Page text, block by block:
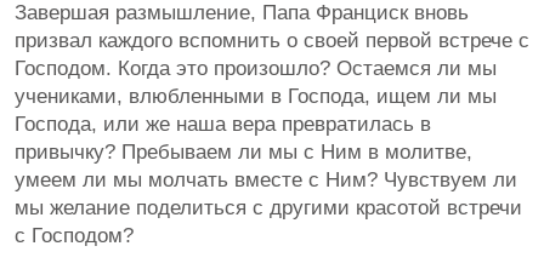
Завершая размышление, Папа Франциск вновь
призвал каждого вспомнить о своей первой встрече с
Господом. Когда это произошло? Остаемся ли мы
учениками, влюбленными в Господа, ищем ли мы
Господа, или же наша вера превратилась в
привычку? Пребываем ли мы с Ним в молитве,
умеем ли мы молчать вместе с Ним? Чувствуем ли
мы желание поделиться с другими красотой встречи
с Господом?